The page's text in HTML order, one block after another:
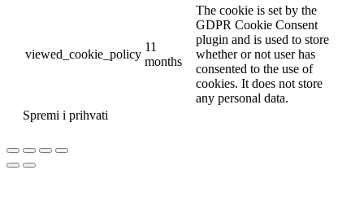
viewed_cookie_policy
11
months
The cookie is set by the
GDPR Cookie Consent
plugin and is used to store
whether or not user has
consented to the use of
cookies. It does not store
any personal data.
Spremi i prihvati